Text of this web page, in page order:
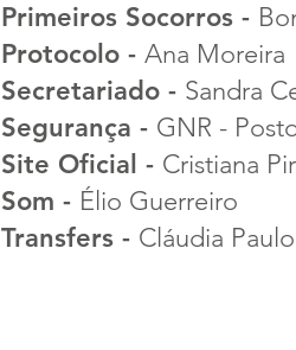
Primeiros Socorros -
Protocolo - Ana Moreira
Secretariado - Sandra
Segurança - GNR -
Site Oficial - Cristiana
Som - Élio Guerreiro
Transfers - Cláudia Paulo